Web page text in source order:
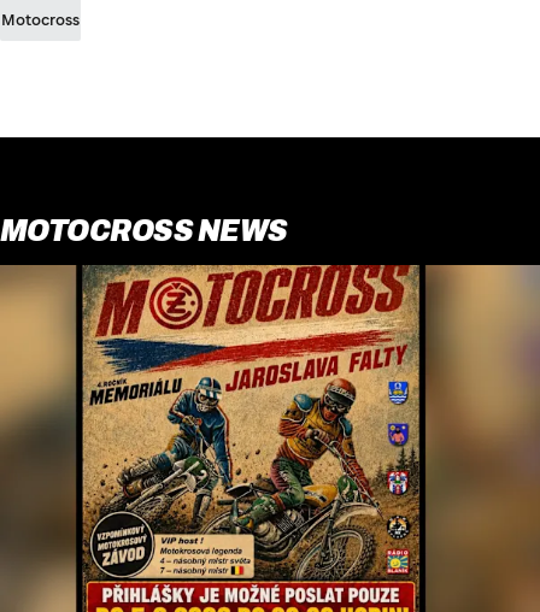
Motocross
MOTOCROSS NEWS